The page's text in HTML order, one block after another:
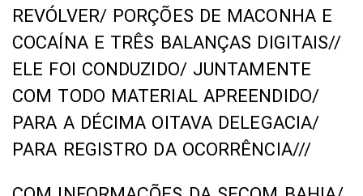
REVÓLVER/ PORÇÕES DE MACONHA E
COCAÍNA E TRÊS BALANÇAS DIGITAIS//
ELE FOI CONDUZIDO/ JUNTAMENTE
COM TODO MATERIAL APREENDIDO/
PARA A DÉCIMA OITAVA DELEGACIA/
PARA REGISTRO DA OCORRÊNCIA///